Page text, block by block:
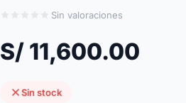
Sin valoraciones
S/ 11,600.00
Sin stock